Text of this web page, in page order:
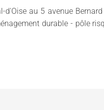
au 5 avenue
durable - pôle